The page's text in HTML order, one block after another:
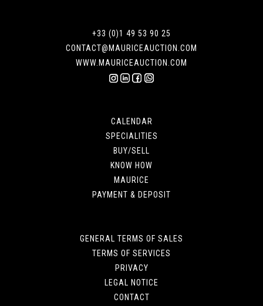
+33 (0)1 49 53 90 25
CONTACT@MAURICEAUCTION.COM
WWW.MAURICEAUCTION.COM
CALENDAR
SPECIALITIES
BUY/SELL
KNOW HOW
MAURICE
PAYMENT & DEPOSIT
GENERAL TERMS OF SALES
TERMS OF SERVICES
PRIVACY
LEGAL NOTICE
CONTACT